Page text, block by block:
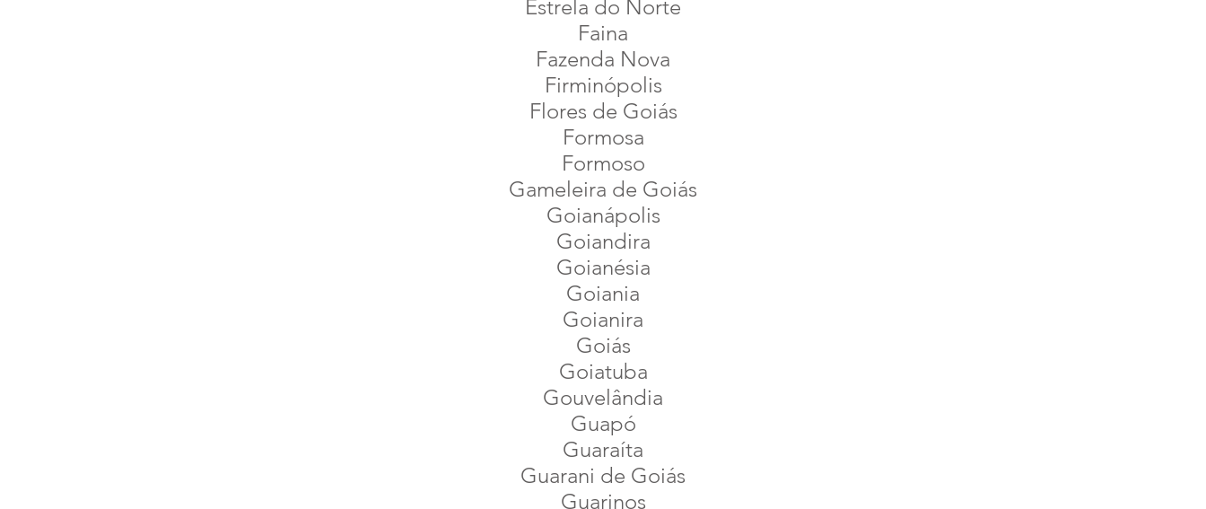
Estrela do Norte
Faina
Fazenda Nova
Firminópolis
Flores de Goiás
Formosa
Formoso
Gameleira de Goiás
Goianápolis
Goiandira
Goianésia
Goiania
Goianira
Goiás
Goiatuba
Gouvelândia
Guapó
Guaraíta
Guarani de Goiás
Guarinos